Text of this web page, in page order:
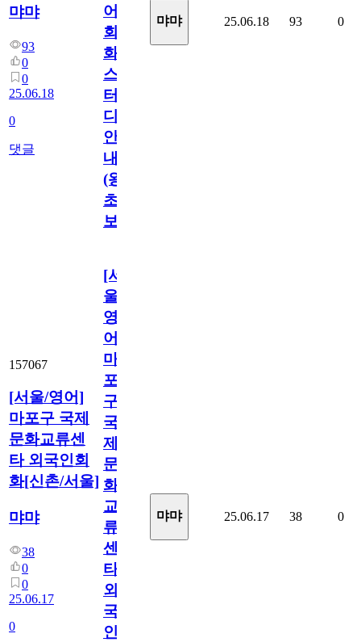
먀먀
93
0
0
25.06.18
0
댓글
어
회
화
스
터
디
안
내
(왕
초
보)
먀먀 25.06.18 93 0
157067
[서울/영어]
마포구 국제
문화교류센
타 외국인회
화[신촌/서울]
먀먀
38
0
0
25.06.17
0
[서
울/
영
어]
마
포
구
국
제
문
화
교
류
센
타
외
국
인
먀먀 25.06.17 38 0